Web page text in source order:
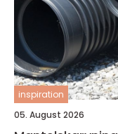
inspiration
05. August 2026